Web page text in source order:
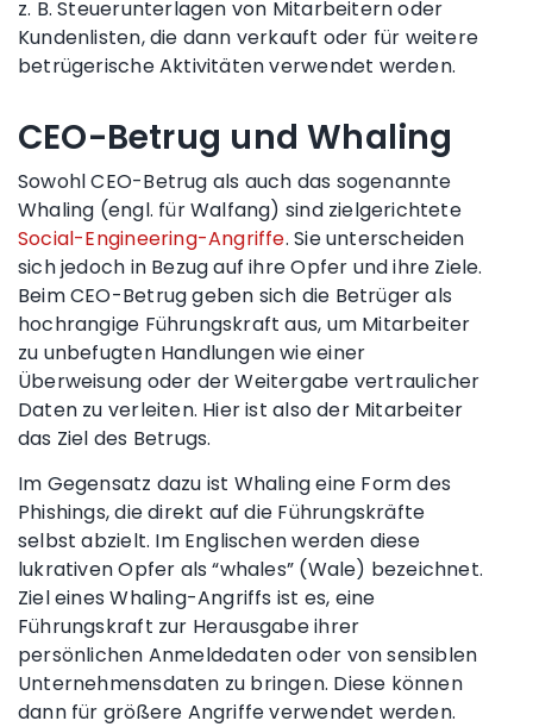
z. B. Steuerunterlagen von Mitarbeitern oder
Kundenlisten, die dann verkauft oder für weitere
betrügerische Aktivitäten verwendet werden.
CEO-Betrug und Whaling
Sowohl CEO-Betrug als auch das sogenannte
Whaling (engl. für Walfang) sind zielgerichtete
Social-Engineering-Angriffe. Sie unterscheiden
sich jedoch in Bezug auf ihre Opfer und ihre Ziele.
Beim CEO-Betrug geben sich die Betrüger als
hochrangige Führungskraft aus, um Mitarbeiter
zu unbefugten Handlungen wie einer
Überweisung oder der Weitergabe vertraulicher
Daten zu verleiten. Hier ist also der Mitarbeiter
das Ziel des Betrugs.
Im Gegensatz dazu ist Whaling eine Form des
Phishings, die direkt auf die Führungskräfte
selbst abzielt. Im Englischen werden diese
lukrativen Opfer als “whales” (Wale) bezeichnet.
Ziel eines Whaling-Angriffs ist es, eine
Führungskraft zur Herausgabe ihrer
persönlichen Anmeldedaten oder von sensiblen
Unternehmensdaten zu bringen. Diese können
dann für größere Angriffe verwendet werden.